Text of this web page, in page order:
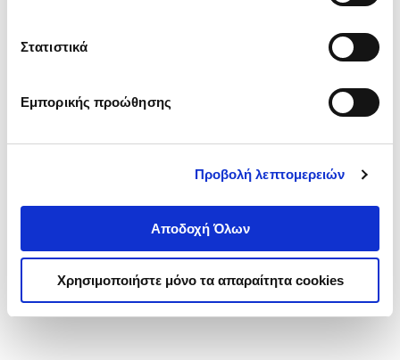
Στατιστικά
Εμπορικής προώθησης
Προβολή λεπτομερειών
Αποδοχή Όλων
Χρησιμοποιήστε μόνο τα απαραίτητα cookies